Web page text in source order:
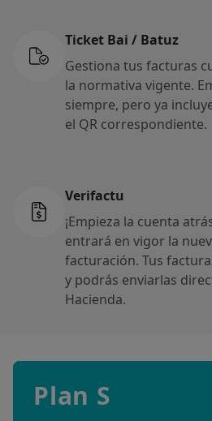
Ticket Bai / Batuz
Gestiona tus facturas
la normativa vigente.
siempre, pero ya
el QR correspondiente.
Verifactu
¡Empieza la cuenta
entrará en vigor la
facturación. Tus
y podrás enviarlas
Hacienda.
Plan S